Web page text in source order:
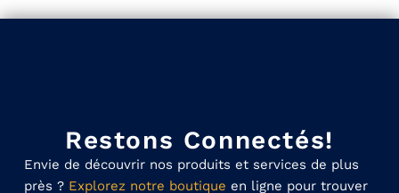
Restons Connectés!
Envie de découvrir nos produits et services de plus
près ? Explorez notre boutique en ligne pour trouver